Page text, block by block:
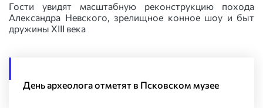
Гости увидят масштабную реконструкцию похода
Александра Невского, зрелищное конное шоу и быт
дружины XIII века
День археолога отметят в Псковском музее